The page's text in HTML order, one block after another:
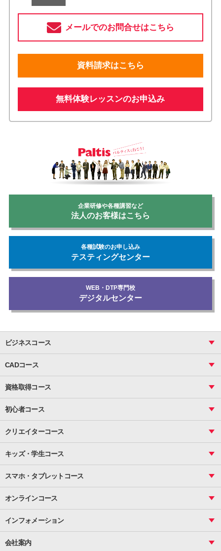
メールでのお問合せはこちら
資料請求はこちら
無料体験レッスンのお申込み
企業研修や各種講習など
法人のお客様はこちら
各種試験のお申し込み
テスティングセンター
WEB・DTP専門校
デジタルセンター
ビジネスコース
関数
ピボットテーブル
マクロ
資料作成（基礎）
資料作成（応用）
プレゼンスキル
Word
文書作成（応用）
文書作成（デザイン活用）
Access
データベース活用
CADコース
図面作成（基礎）
図面作成（応用）
資格取得コース
VBAエキスパート
ビジネス統計
CS
サーティファイ
初心者コース
案内文書・レター・はがき・POP作成
インターネット活用
メール活用
クリエイターコース
基礎
応用
Illustrator
基礎
応用
HTML/CSS
InDesign
Basic
キッズ・学生コース
プライマリー（年長～小２）
スタンダード（小３～小６）
マインクラフト（年長～小６）
パソコンコース
中学生コース
高校生コース
スマホ・タブレットコース
初めてのLINE
初めてのInstagram
初めてのTwitter
初めてのfacebook
オンラインコース
インフォメーション
パルティスの特徴
会社案内